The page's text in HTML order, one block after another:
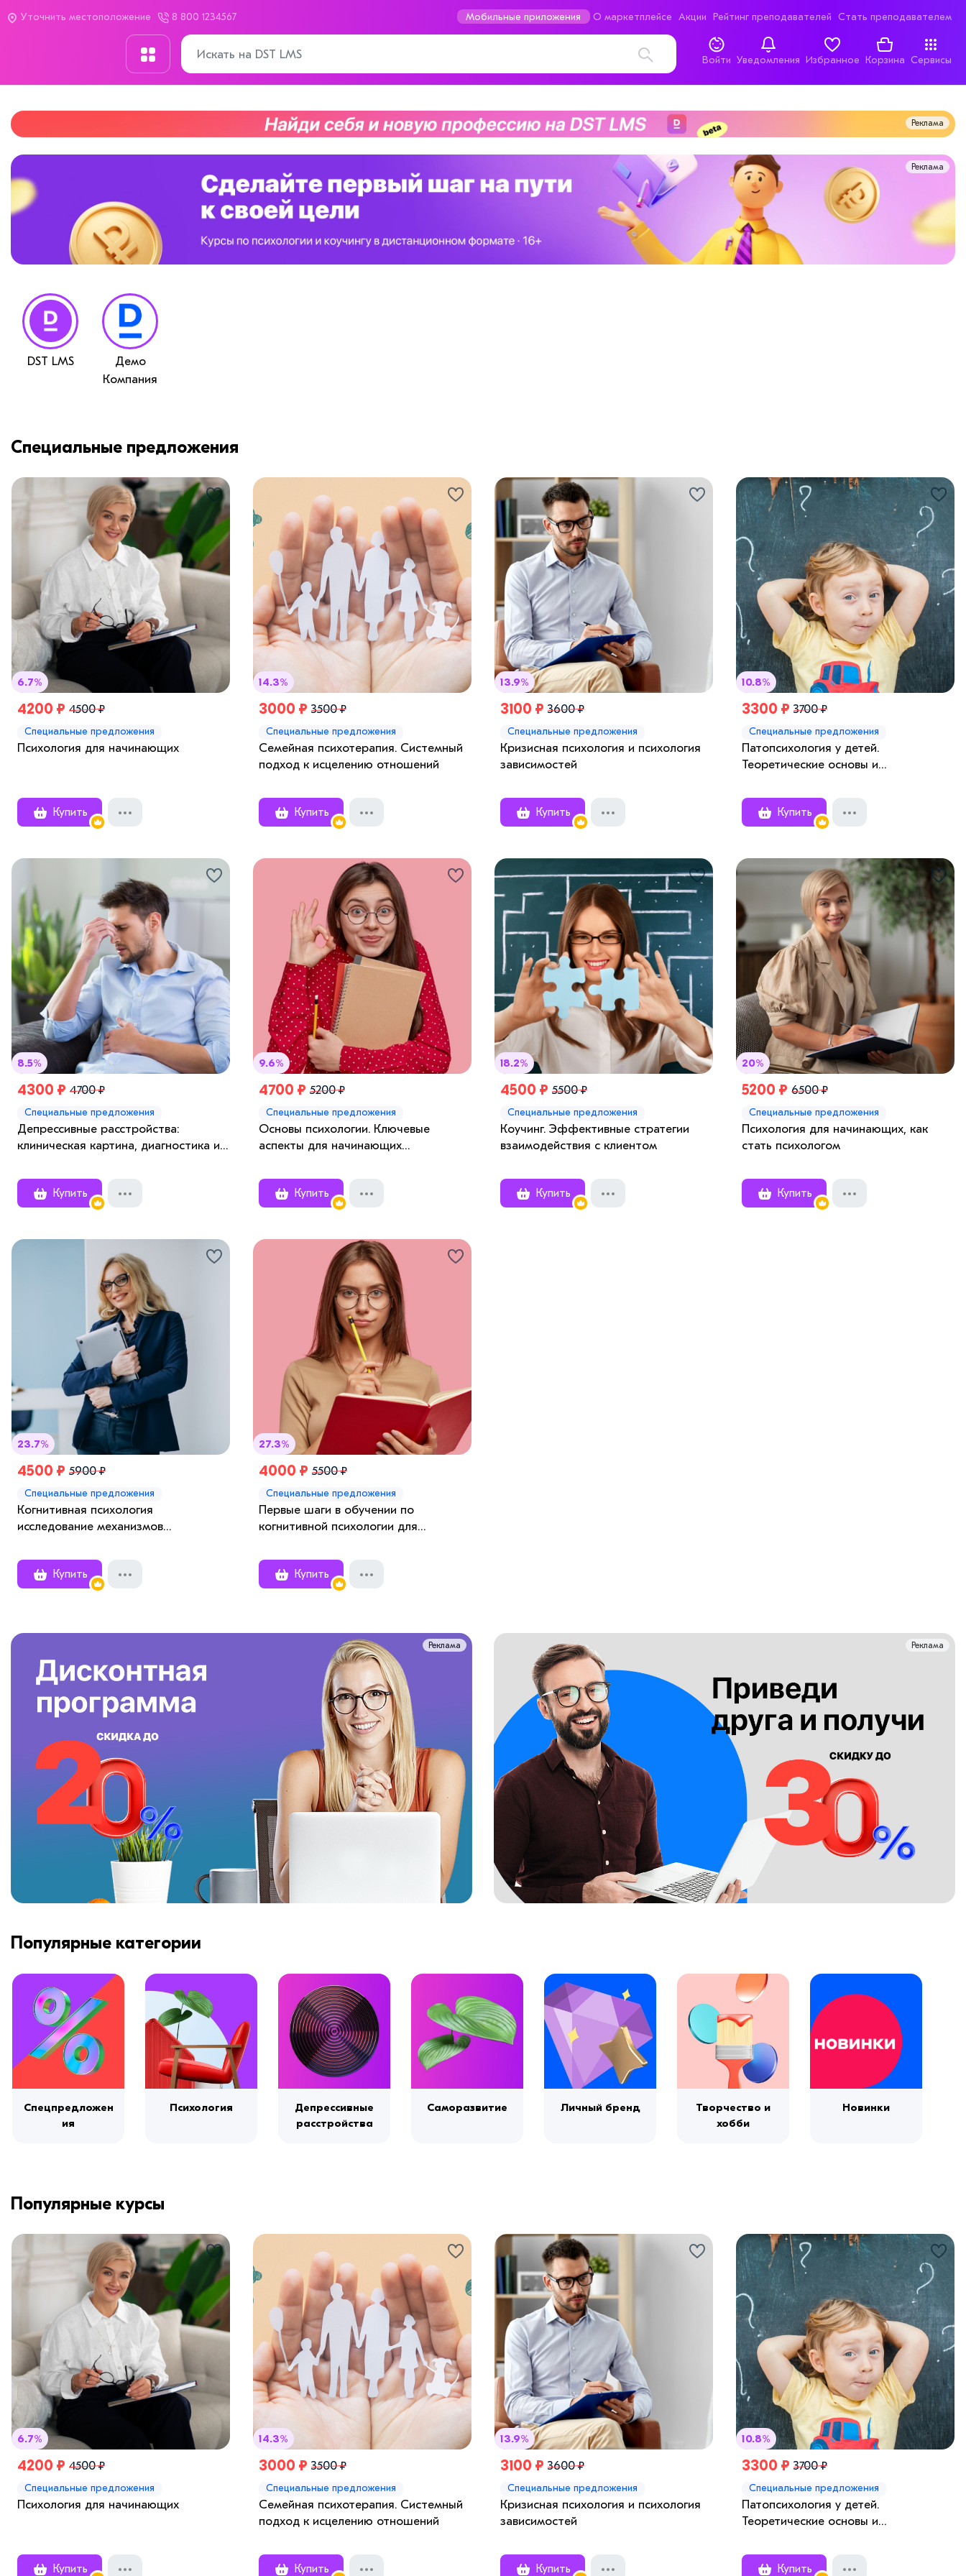
Уточнить местоположение 8 800 1234567 Мобильные приложения О маркетплейсе Акции Рейтинг преподавателей Стать преподавателем
Войти Уведомления Избранное Корзина Сервисы
Реклама
Реклама
DST LMS
Демо
Компания
Специальные предложения
6.7%
4200 ₽ 4500 ₽
Специальные предложения
Психология для начинающих
Купить
14.3%
3000 ₽ 3500 ₽
Специальные предложения
Семейная психотерапия. Системный
подход к исцелению отношений
Купить
13.9%
3100 ₽ 3600 ₽
Специальные предложения
Кризисная психология и психология
зависимостей
Купить
10.8%
3300 ₽ 3700 ₽
Специальные предложения
Патопсихология у детей.
Теоретические основы и
Купить
8.5%
4300 ₽ 4700 ₽
Специальные предложения
Депрессивные расстройства:
клиническая картина, диагностика и
Купить
9.6%
4700 ₽ 5200 ₽
Специальные предложения
Основы психологии. Ключевые
аспекты для начинающих
Купить
18.2%
4500 ₽ 5500 ₽
Специальные предложения
Коучинг. Эффективные стратегии
взаимодействия с клиентом
Купить
20%
5200 ₽ 6500 ₽
Специальные предложения
Психология для начинающих, как
стать психологом
Купить
23.7%
4500 ₽ 5900 ₽
Специальные предложения
Когнитивная психология
исследование механизмов
Купить
27.3%
4000 ₽ 5500 ₽
Специальные предложения
Первые шаги в обучении по
когнитивной психологии для
Купить
Реклама Реклама
Популярные категории
Спецпредложен
ия
Психология
Депрессивные
расстройства
Саморазвитие Личный бренд
Творчество и
хобби
Новинки
Популярные курсы
6.7%
4200 ₽ 4500 ₽
Специальные предложения
Психология для начинающих
Купить
14.3%
3000 ₽ 3500 ₽
Специальные предложения
Семейная психотерапия. Системный
подход к исцелению отношений
Купить
13.9%
3100 ₽ 3600 ₽
Специальные предложения
Кризисная психология и психология
зависимостей
Купить
10.8%
3300 ₽ 3700 ₽
Специальные предложения
Патопсихология у детей.
Теоретические основы и
Купить